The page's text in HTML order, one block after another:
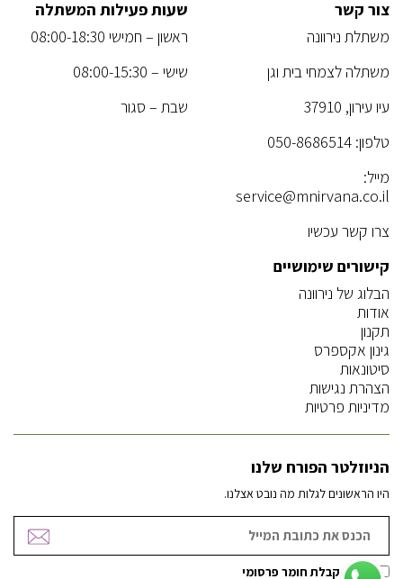
צור קשר
משתלת נירוונה
משתלה לצמחי בית וגן
עיו עירון, 37910
טלפון: 050-8686514
מייל:
service@mnirvana.co.il
צרו קשר עכשיו
שעות פעילות המשתלה
ראשון – חמישי 08:00-18:30
שישי – 08:00-15:30
שבת – סגור
קישורים שימושיים
הבלוג של נירוונה
אודות
תקנון
גינון אקספרס
סיטונאות
הצהרת נגישות
מדיניות פרטיות
הניוזלטר הפורח שלנו
היו הראשונים לגלות מה נובט אצלנו.
אישור קבלת חומר פרסומי